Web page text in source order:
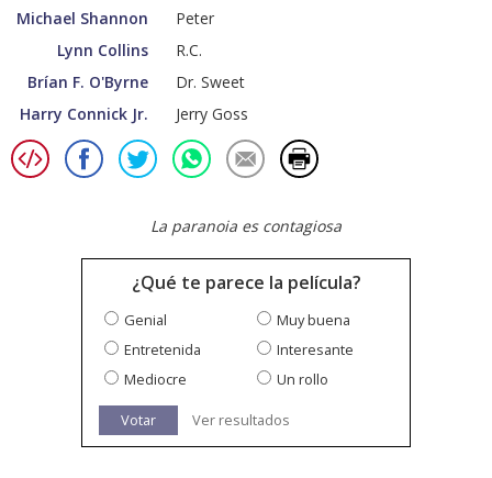
Michael Shannon
Peter
Lynn Collins
R.C.
Brían F. O'Byrne
Dr. Sweet
Harry Connick Jr.
Jerry Goss
La paranoia es contagiosa
¿Qué te parece la película?
Genial
Muy buena
Entretenida
Interesante
Mediocre
Un rollo
Votar Ver resultados